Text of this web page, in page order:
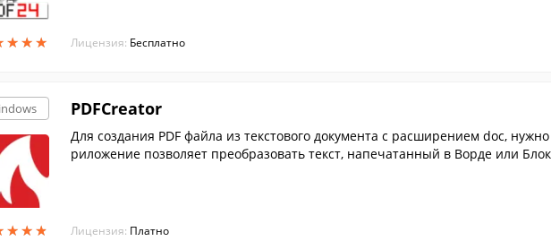
★★★
★★★ Лицензия: Бесплатно
★★★
★★★
PDFCreator
Для создания PDF файла из текстового документа с расширением doc,
риложение позволяет преобразовать текст, напечатанный в Ворде или
Лицензия: Платно